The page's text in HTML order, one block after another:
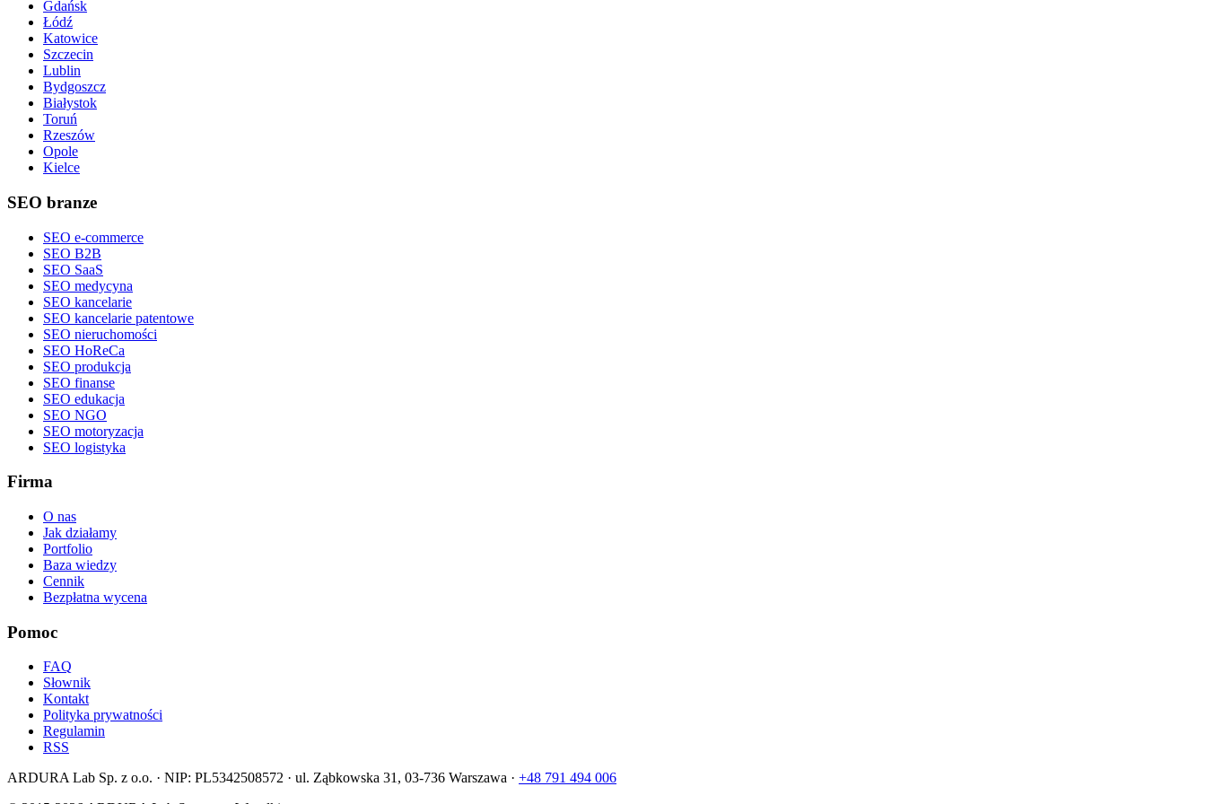
Gdańsk
Łódź
Katowice
Szczecin
Lublin
Bydgoszcz
Białystok
Toruń
Rzeszów
Opole
Kielce
SEO branze
SEO e-commerce
SEO B2B
SEO SaaS
SEO medycyna
SEO kancelarie
SEO kancelarie patentowe
SEO nieruchomości
SEO HoReCa
SEO produkcja
SEO finanse
SEO edukacja
SEO NGO
SEO motoryzacja
SEO logistyka
Firma
O nas
Jak działamy
Portfolio
Baza wiedzy
Cennik
Bezpłatna wycena
Pomoc
FAQ
Słownik
Kontakt
Polityka prywatności
Regulamin
RSS
ARDURA Lab Sp. z o.o. · NIP: PL5342508572 · ul. Ząbkowska 31, 03-736 Warszawa · +48 791 494 006